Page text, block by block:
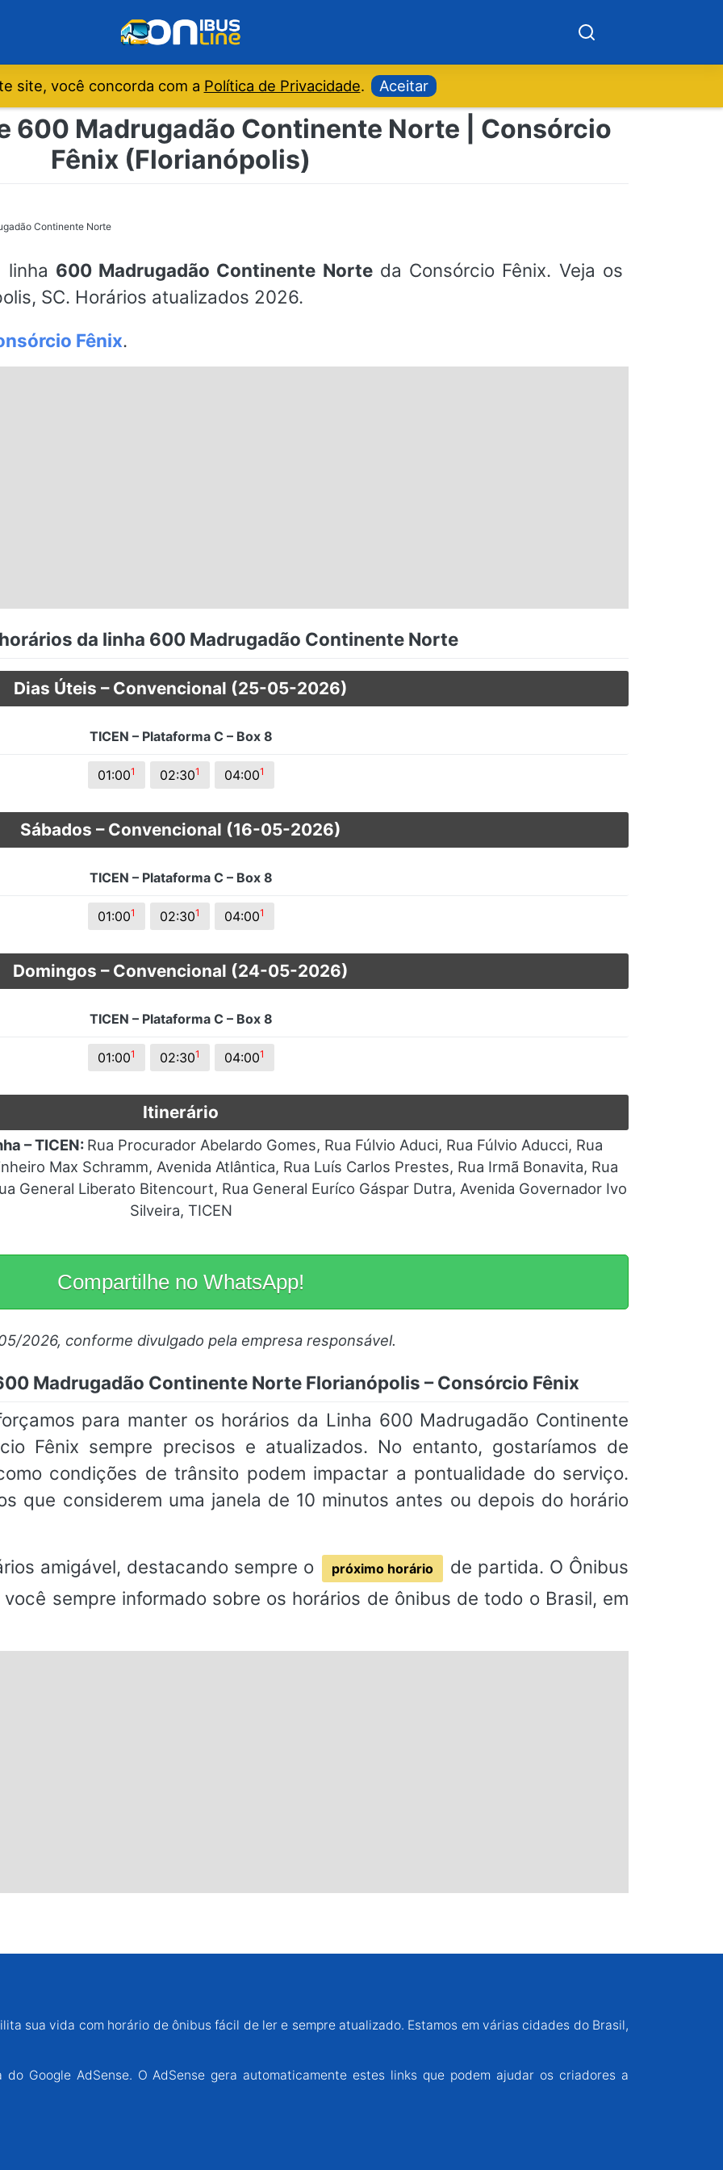
site, você concorda com a Política de Privacidade. Aceitar
600 Madrugadão Continente Norte | Consórcio
Fênix (Florianópolis)
Continente Norte
linha 600 Madrugadão Continente Norteda Consórcio Fênix. Veja os
SC. Horários atualizados 2026.
Fênix.
da linha 600 Madrugadão Continente Norte
Dias Úteis – Convencional (25-05-2026)
TICEN – Plataforma C – Box 8
01:001 02:301 04:001
Sábados – Convencional (16-05-2026)
TICEN – Plataforma C – Box 8
01:001 02:301 04:001
Domingos – Convencional (24-05-2026)
TICEN – Plataforma C – Box 8
01:001 02:301 04:001
Itinerário
– TICEN: Rua Procurador Abelardo Gomes, Rua Fúlvio Aduci, Rua Fúlvio Aducci, Rua
Max Schramm, Avenida Atlântica, Rua Luís Carlos Prestes, Rua Irmã Bonavita, Rua
General Liberato Bitencourt, Rua General Euríco Gáspar Dutra, Avenida Governador Ivo
Silveira, TICEN
Compartilhe no WhatsApp!
2026, conforme divulgado pela empresa responsável.
Madrugadão Continente Norte Florianópolis – Consórcio Fênix
para manter os horários da Linha 600 Madrugadão Continente
Fênix sempre precisos e atualizados. No entanto, gostaríamos de
condições de trânsito podem impactar a pontualidade do serviço.
que considerem uma janela de 10 minutos antes ou depois do horário
amigável, destacando sempre o
próximo horário
de partida. O Ônibus
sempre informado sobre os horários de ônibus de todo o Brasil, em
sua vida com horário de ônibus fácil de ler e sempre atualizado. Estamos em várias cidades do Brasil,
Google AdSense. O AdSense gera automaticamente estes links que podem ajudar os criadores a